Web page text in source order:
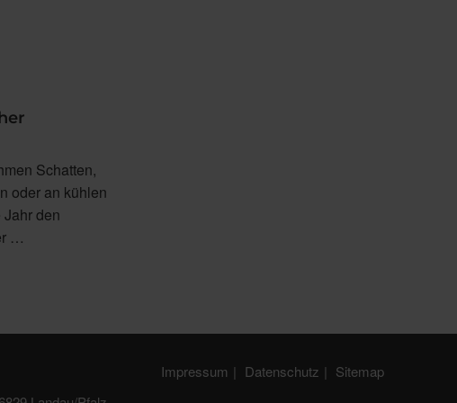
Schatten,
oder an kühlen
den
…
Impressum Datenschutz
Sitemap